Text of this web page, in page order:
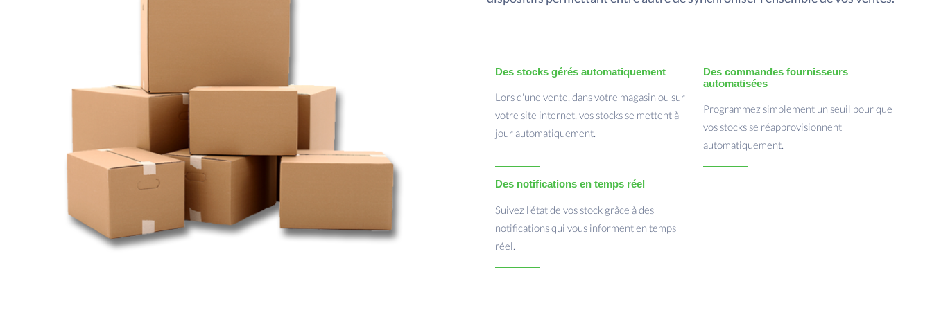
Des stocks gérés automatiquement
Lors d'une vente, dans votre magasin ou sur
votre site internet, vos stocks se mettent à
jour automatiquement.
Des commandes fournisseurs
automatisées
Programmez simplement un seuil pour que
vos stocks se réapprovisionnent
automatiquement.
Des notifications en temps réel
Suivez l’état de vos stock grâce à des
notifications qui vous informent en temps
réel.